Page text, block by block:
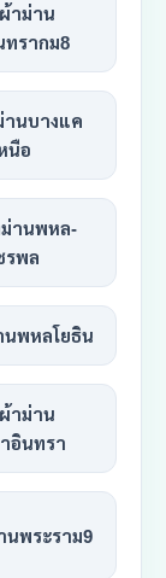
าม่าน
ทรากม8
านบางแค
นือ
านพหล-
รพล
นพหลโยธิน
าม่าน
อินทรา
นพระราม9